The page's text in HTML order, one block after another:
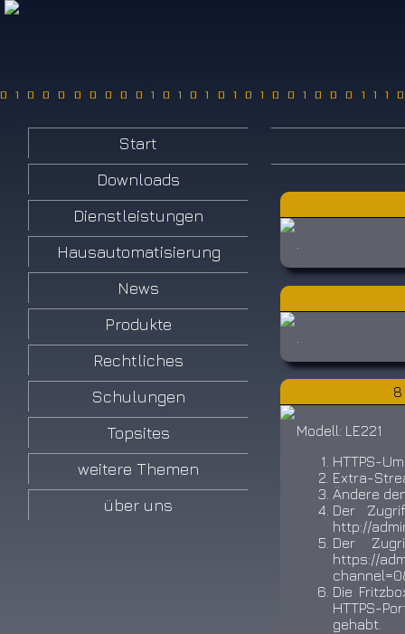
Start
Downloads
Dienstleistungen
Hausautomatisierung
News
Produkte
Rechtliches
Schulungen
Topsites
weitere Themen
über uns
8
Modell: LE221
HTTPS-
Extra-
Ändere
Der
http://
Der
https://
Die
HTTPS-
gehabt.